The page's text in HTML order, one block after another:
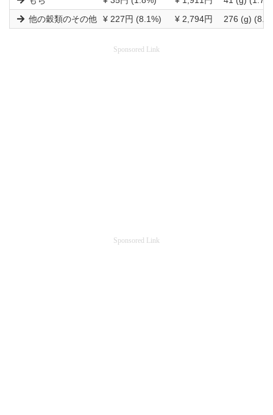
他の穀類のその他
¥ 227円 (8.1%) ¥ 2,794円 276 (g)
Sponsored Link
Sponsored Link